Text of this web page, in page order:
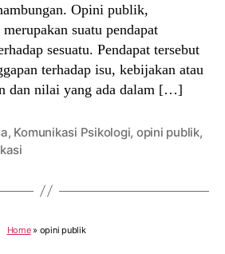
Opini publik,
suatu pendapat
sesuatu. Pendapat tersebut
terhadap isu, kebijakan atau
dan nilai yang ada dalam […]
, Komunikasi Psikologi, opini publik,
Home» opini publik